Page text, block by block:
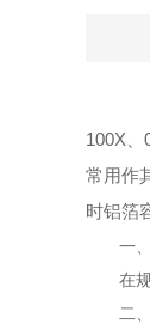
100X
常用作
时铝箔
一、
在规
二、